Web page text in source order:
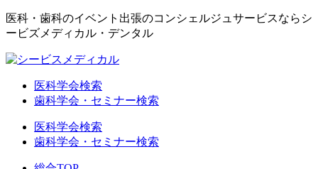
医科・歯科のイベント出張のコンシェルジュサービスならシ
ービズメディカル・デンタル
医科学会検索
歯科学会・セミナー検索
医科学会検索
歯科学会・セミナー検索